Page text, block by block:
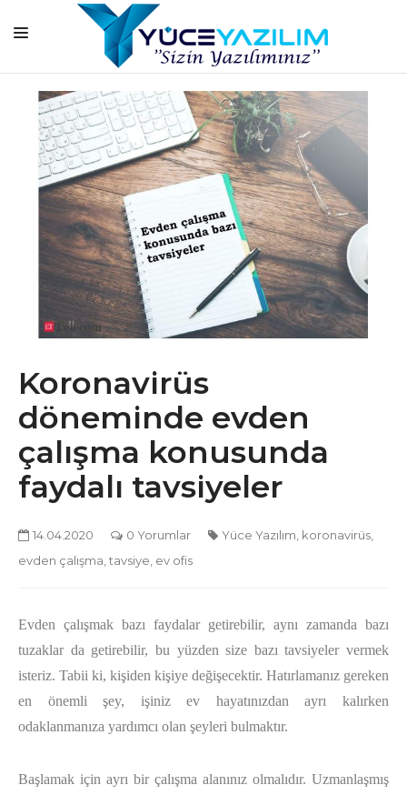
ANASAYFA
KURUMSAL
HİZMETLERİMİZ
ÜRÜNLERİMİZ
BAŞARI HİKAYELERİMİZ
ONLİNE EĞİTİM
BLOG
İLETİŞİM
Koronavirüs
döneminde evden
çalışma konusunda
faydalı tavsiyeler
14.04.2020 0 Yorumlar Yüce Yazılım koronavirüs
evden çalışma tavsiye ev ofis
Evden çalışmak bazı faydalar getirebilir, aynı zamanda bazı
tuzaklar da getirebilir, bu yüzden size bazı tavsiyeler vermek
isteriz. Tabii ki, kişiden kişiye değişecektir. Hatırlamanız gereken
en önemli şey, işiniz ev hayatınızdan ayrı kalırken
odaklanmanıza yardımcı olan şeyleri bulmaktır.
Başlamak için ayrı bir çalışma alanınız olmalıdır. Uzmanlaşmış